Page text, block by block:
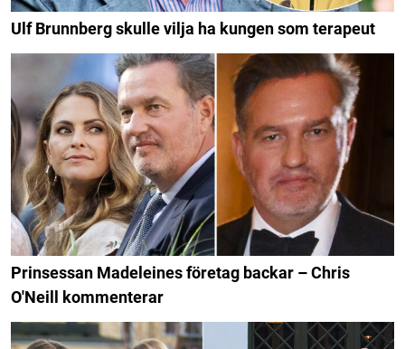
Ulf Brunnberg skulle vilja ha kungen som terapeut
Prinsessan Madeleines företag backar – Chris
O'Neill kommenterar